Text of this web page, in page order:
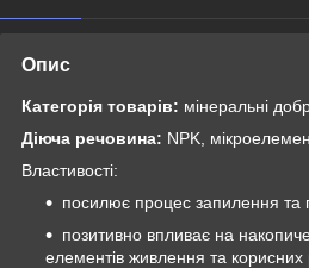
Опис
Категорія товарів: мінеральні
Діюча речовина: NPK,
Властивості:
посилює процес запилення та
позитивно впливає на
елементів живлення та корисних